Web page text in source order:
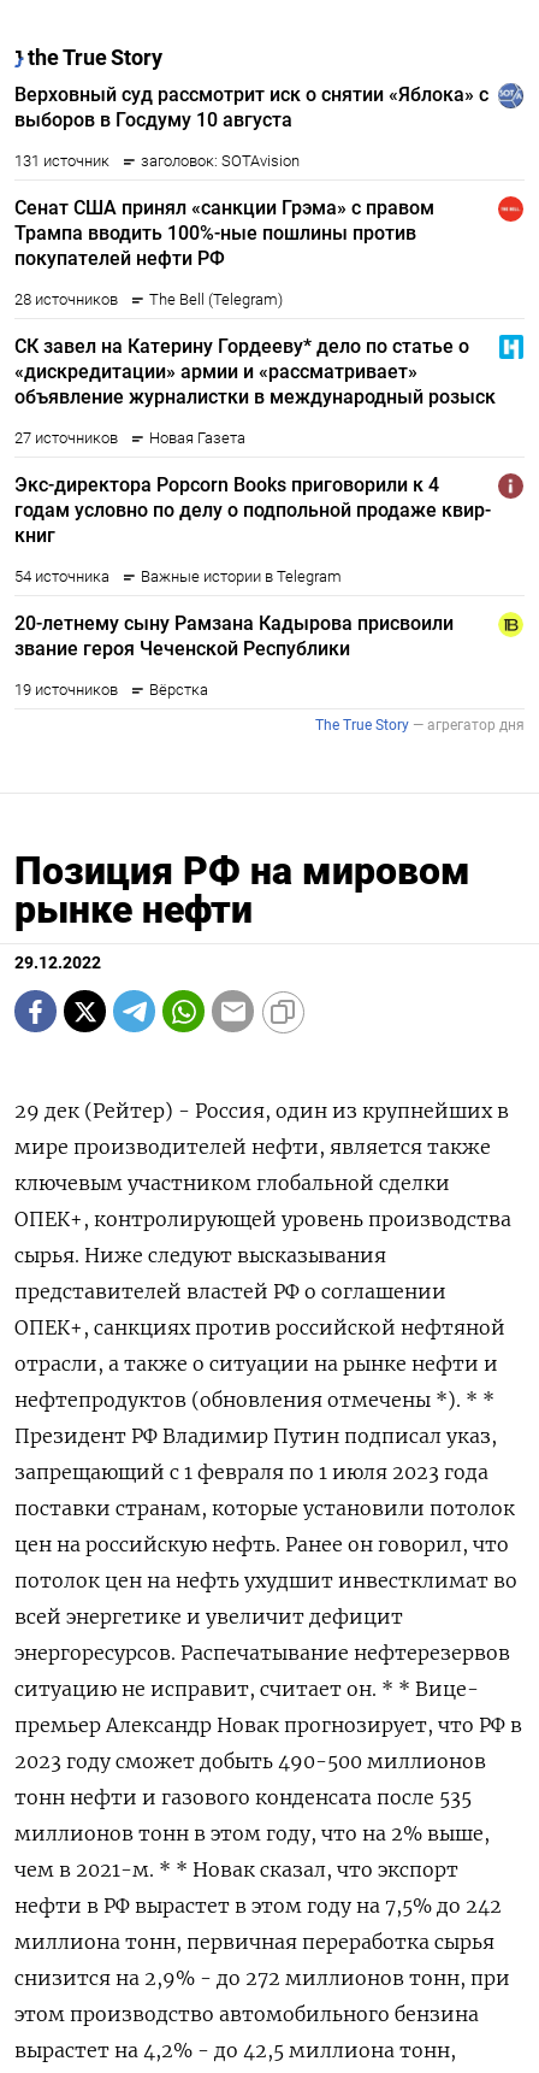
Позиция РФ на мировом
рынке нефти
29.12.2022
29 дек (Рейтер) - Россия, один из крупнейших в
мире производителей нефти, является также
ключевым участником глобальной сделки
ОПЕК+, контролирующей уровень производства
сырья. Ниже следуют высказывания
представителей властей РФ о соглашении
ОПЕК+, санкциях против российской нефтяной
отрасли, а также о ситуации на рынке нефти и
нефтепродуктов (обновления отмечены *). * *
Президент РФ Владимир Путин подписал указ,
запрещающий с 1 февраля по 1 июля 2023 года
поставки странам, которые установили потолок
цен на российскую нефть. Ранее он говорил, что
потолок цен на нефть ухудшит инвестклимат во
всей энергетике и увеличит дефицит
энергоресурсов. Распечатывание нефтерезервов
ситуацию не исправит, считает он. * * Вице-
премьер Александр Новак прогнозирует, что РФ в
2023 году сможет добыть 490-500 миллионов
тонн нефти и газового конденсата после 535
миллионов тонн в этом году, что на 2% выше,
чем в 2021-м. * * Новак сказал, что экспорт
нефти в РФ вырастет в этом году на 7,5% до 242
миллиона тонн, первичная переработка сырья
снизится на 2,9% - до 272 миллионов тонн, при
этом производство автомобильного бензина
вырастет на 4,2% - до 42,5 миллиона тонн,